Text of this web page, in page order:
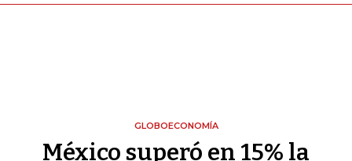
GLOBOECONOMÍA
México superó en 15% la